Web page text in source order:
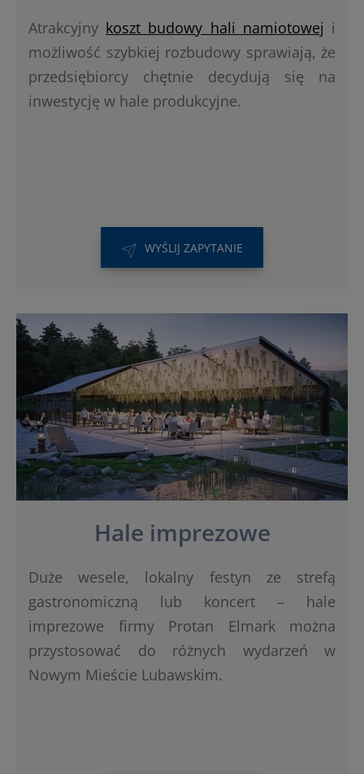
Atrakcyjny koszt budowy hali namiotowej i
możliwość szybkiej rozbudowy sprawiają, że
przedsiębiorcy chętnie decydują się na
inwestycję w hale produkcyjne.
WYŚLIJ ZAPYTANIE
Hale imprezowe
Duże wesele, lokalny festyn ze strefą
gastronomiczną lub koncert – hale
imprezowe firmy Protan Elmark można
przystosować do różnych wydarzeń w
Nowym Mieście Lubawskim.